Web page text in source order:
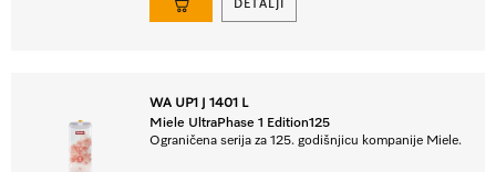
DETALJI
WA UP1 J 1401 L
Miele UltraPhase 1 Edition125
Ograničena serija za 125. godišnjicu kompanije Miele.